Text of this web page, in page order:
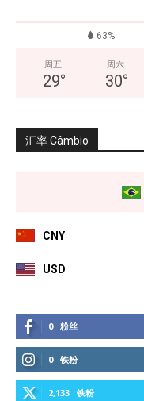
63%
周五
29°
周六
30°
汇率 Câmbio
CNY
USD
0 粉丝
0 铁粉
2,133 铁粉